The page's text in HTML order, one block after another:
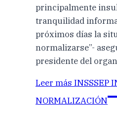
principalmente
tranquilidad
próximos días la
normalizarse”-
presidente del
Leer más INSSSEP
NORMALIZACIÓN